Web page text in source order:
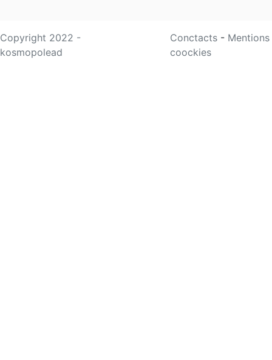
Copyright 2022 -
kosmopolead
Conctacts -
coockies